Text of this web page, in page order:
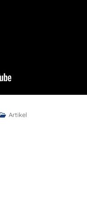
Artikel